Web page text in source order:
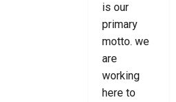
is our
primary
motto. we
are
working
here to